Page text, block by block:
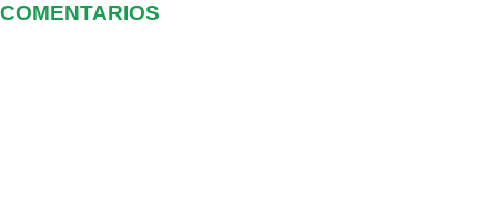
COMENTARIOS